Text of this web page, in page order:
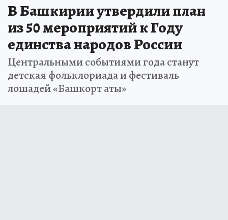
В Башкирии утвердили план
из 50 мероприятий к Году
единства народов России
Центральными событиями года станут
детская фольклориада и фестиваль
лошадей «Башкорт аты»